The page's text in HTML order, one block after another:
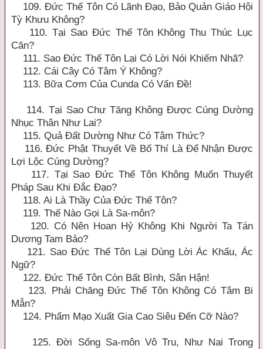
109. Đức Thế Tôn Có Lãnh Đạo, Bảo Quản Giáo Hội
Tỳ Khưu Không?
110. Tại Sao Đức Thế Tôn Không Thu Thúc Lục
Căn?
111. Sao Đức Thế Tôn Lại Có Lời Nói Khiếm Nhã?
112. Cái Cây Có Tâm Ý Không?
113. Bữa Cơm Của Cunda Có Vấn Đề!
114. Tại Sao Chư Tăng Không Được Cúng Dường
Nhục Thân Như Lai?
115. Quả Đất Dường Như Có Tâm Thức?
116. Đức Phật Thuyết Về Bố Thí Là Để Nhận Được
Lợi Lộc Cúng Dường?
117. Tại Sao Đức Thế Tôn Không Muốn Thuyết
Pháp Sau Khi Đắc Đạo?
118. Ai Là Thầy Của Đức Thế Tôn?
119. Thế Nào Gọi Là Sa-môn?
120. Có Nên Hoan Hỷ Không Khi Người Ta Tán
Dương Tam Bảo?
121. Sao Đức Thế Tôn Lại Dùng Lời Ác Khẩu, Ác
Ngữ?
122. Đức Thế Tôn Còn Bất Bình, Sân Hận!
123. Phải Chăng Đức Thế Tôn Không Có Tâm Bi
Mẫn?
124. Phẩm Mạo Xuất Gia Cao Siêu Đến Cỡ Nào?
125. Đời Sống Sa-môn Vô Tru, Như Nai Trong